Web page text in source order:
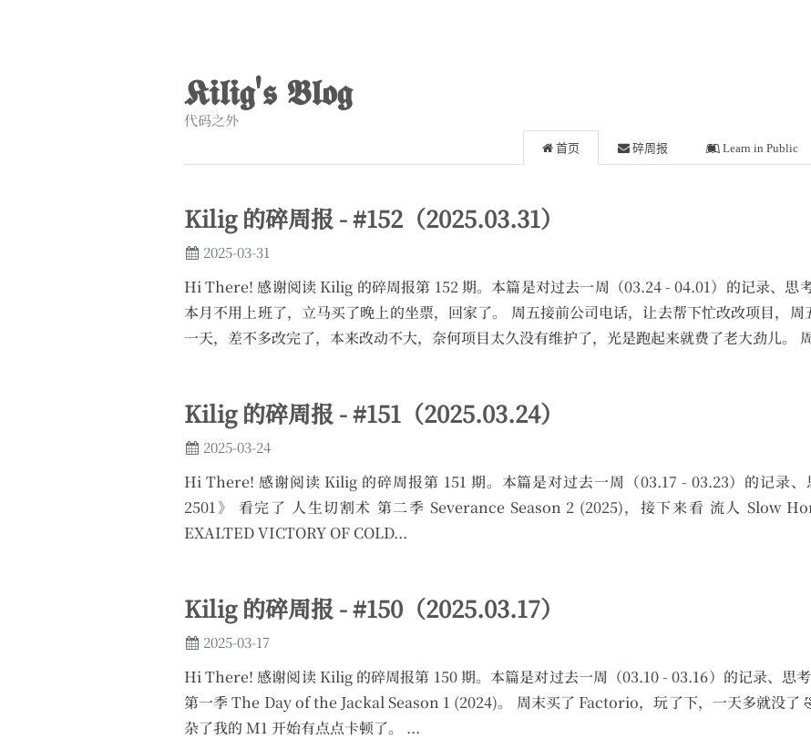
𝕶𝖎𝖑𝖎𝖌'𝖘 𝕭𝖑𝖔𝖌
代码之外
首页 碎周报 Learn in Public
Kilig 的碎周报 - #152（2025.03.31）
2025-03-31
Hi There! 感谢阅读 Kilig 的碎周报第 152 期。本篇是对过去一周（03.24 - 04.01）的记录、思
本月不用上班了，立马买了晚上的坐票，回家了。 周五接前公司电话，让去帮下忙改改项目，
一天，差不多改完了，本来改动不大，奈何项目太久没有维护了，光是跑起来就费了老大劲儿。
Kilig 的碎周报 - #151（2025.03.24）
2025-03-24
Hi There! 感谢阅读 Kilig 的碎周报第 151 期。本篇是对过去一周（03.17 - 03.23）的记录
2501》 看完了 人生切割术 第二季 Severance Season 2 (2025)，接下来看 流人 Slow
EXALTED VICTORY OF COLD...
Kilig 的碎周报 - #150（2025.03.17）
2025-03-17
Hi There! 感谢阅读 Kilig 的碎周报第 150 期。本篇是对过去一周（03.10 - 03.16）的记录、思
第一季 The Day of the Jackal Season 1 (2024)。 周末买了 Factorio，玩了下，一天多就没了
杂了我的 M1 开始有点点卡顿了。 ...